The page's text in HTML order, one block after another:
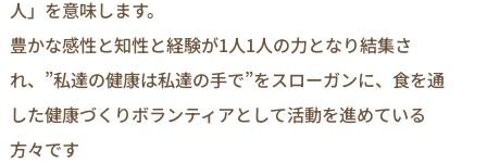
人」を意味します。
豊かな感性と知性と経験が1人1人の力となり結集さ
れ、”私達の健康は私達の手で”をスローガンに、食を通
した健康づくりボランティアとして活動を進めている
方々です